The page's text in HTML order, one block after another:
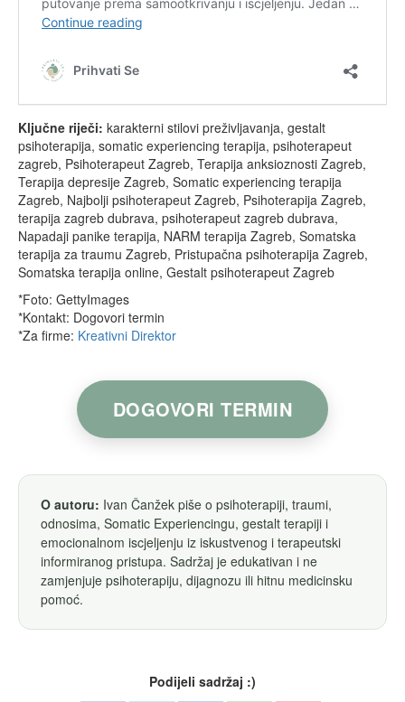
Ključne riječi: karakterni stilovi preživljavanja, gestalt
psihoterapija, somatic experiencing terapija, psihoterapeut
zagreb, Psihoterapeut Zagreb, Terapija anksioznosti Zagreb,
Terapija depresije Zagreb, Somatic experiencing terapija
Zagreb, Najbolji psihoterapeut Zagreb, Psihoterapija Zagreb,
terapija zagreb dubrava, psihoterapeut zagreb dubrava,
Napadaji panike terapija, NARM terapija Zagreb, Somatska
terapija za traumu Zagreb, Pristupačna psihoterapija Zagreb,
Somatska terapija online, Gestalt psihoterapeut Zagreb
*Foto: GettyImages
*Kontakt: Dogovori termin
*Za firme: Kreativni Direktor
DOGOVORI TERMIN
O autoru: Ivan Čanžek piše o psihoterapiji, traumi,
odnosima, Somatic Experiencingu, gestalt terapiji i
emocionalnom iscjeljenju iz iskustvenog i terapeutski
informiranog pristupa. Sadržaj je edukativan i ne
zamjenjuje psihoterapiju, dijagnozu ili hitnu medicinsku
pomoć.
Podijeli sadržaj :)